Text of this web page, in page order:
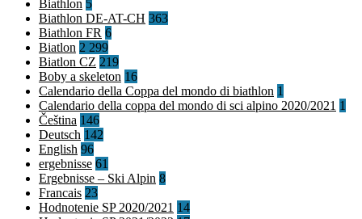
Biathlon 5
Biathlon DE-AT-CH 363
Biathlon FR 6
Biatlon 2 299
Biatlon CZ 219
Boby a skeleton 16
Calendario della Coppa del mondo di biathlon 1
Calendario della coppa del mondo di sci alpino 2020/2021 1
Čeština 146
Deutsch 142
English 96
ergebnisse 61
Ergebnisse – Ski Alpin 8
Francais 23
Hodnotenie SP 2020/2021 14